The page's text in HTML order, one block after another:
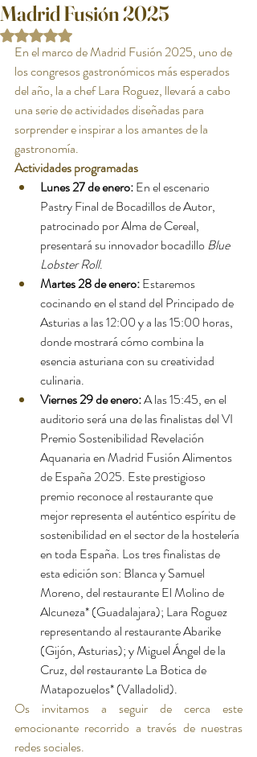
Madrid Fusión 2025
Obtuvo NaN de 5 estrellas.
En el marco de Madrid Fusión 2025, uno de
los congresos gastronómicos más esperados
del año, la a chef Lara Roguez, llevará a cabo
una serie de actividades diseñadas para
sorprender e inspirar a los amantes de la
gastronomía.
Actividades programadas
Lunes 27 de enero: En el escenario
Pastry Final de Bocadillos de Autor,
patrocinado por Alma de Cereal,
presentará su innovador bocadillo Blue
Lobster Roll.
Martes 28 de enero: Estaremos
cocinando en el stand del Principado de
Asturias a las 12:00 y a las 15:00 horas,
donde mostrará cómo combina la
esencia asturiana con su creatividad
culinaria.
Viernes 29 de enero: A las 15:45, en el
auditorio será una de las finalistas del VI
Premio Sostenibilidad Revelación
Aquanaria en Madrid Fusión Alimentos
de España 2025. Este prestigioso
premio reconoce al restaurante que
mejor representa el auténtico espíritu de
sostenibilidad en el sector de la hostelería
en toda España. Los tres finalistas de
esta edición son: Blanca y Samuel
Moreno, del restaurante El Molino de
Alcuneza* (Guadalajara); Lara Roguez
representando al restaurante Abarike
(Gijón, Asturias); y Miguel Ángel de la
Cruz, del restaurante La Botica de
Matapozuelos* (Valladolid).
Os invitamos a seguir de cerca este
emocionante recorrido a través de nuestras
redes sociales.